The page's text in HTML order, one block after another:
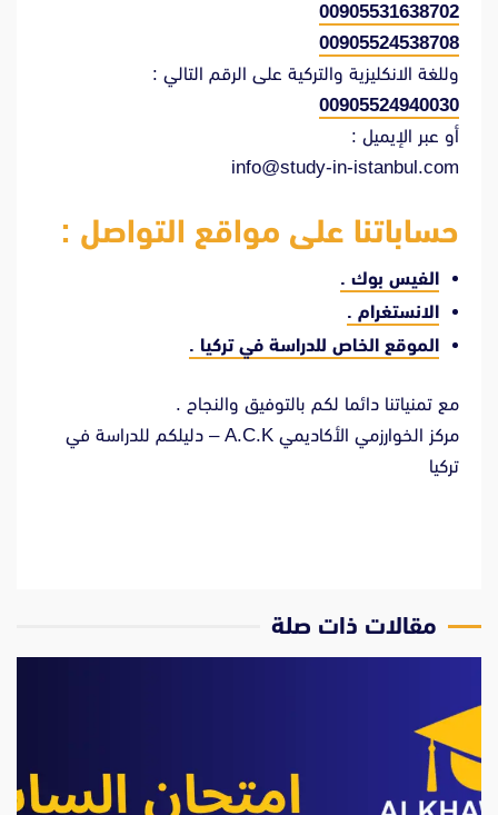
00905531638702
00905524538708
وللغة الانكليزية والتركية على الرقم التالي :
00905524940030
أو عبر الإيميل :
info@study-in-istanbul.com
حساباتنا على مواقع التواصل :
الفيس بوك .
الانستغرام .
الموقع الخاص للدراسة في تركيا .
مع تمنياتنا دائما لكم بالتوفيق والنجاح .
مركز الخوارزمي الأكاديمي A.C.K – دليلكم للدراسة في
تركيا
مقالات ذات صلة